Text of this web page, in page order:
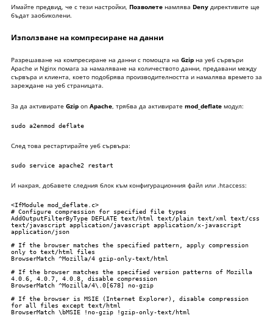
Имайте предвид, че с тези настройки, Позволете намлява Deny директивите ще
бъдат заобиколени.
Използване на компресиране на данни
Разрешаване на компресиране на данни с помощта на Gzip на уеб сървъри
Apache и Nginx помага за намаляване на количеството данни, предавани между
сървъра и клиента, което подобрява производителността и намалява времето за
зареждане на уеб страницата.
За да активирате Gzip on Apache, трябва да активирате mod_deflate модул:
sudo a2enmod deflate
След това рестартирайте уеб сървъра:
sudo service apache2 restart
И накрая, добавете следния блок към конфигурационния файл или .htaccess:
<IfModule mod_deflate.c>
# Configure compression for specified file types
AddOutputFilterByType DEFLATE text/html text/plain text/xml text/css
text/javascript application/javascript application/x-javascript
application/json
# If the browser matches the specified pattern, apply compression
only to text/html files
BrowserMatch ^Mozilla/4 gzip-only-text/html
# If the browser matches the specified version patterns of Mozilla
4.0.6, 4.0.7, 4.0.8, disable compression
BrowserMatch ^Mozilla/4\.0[678] no-gzip
# If the browser is MSIE (Internet Explorer), disable compression
for all files except text/html
BrowserMatch \bMSIE !no-gzip !gzip-only-text/html